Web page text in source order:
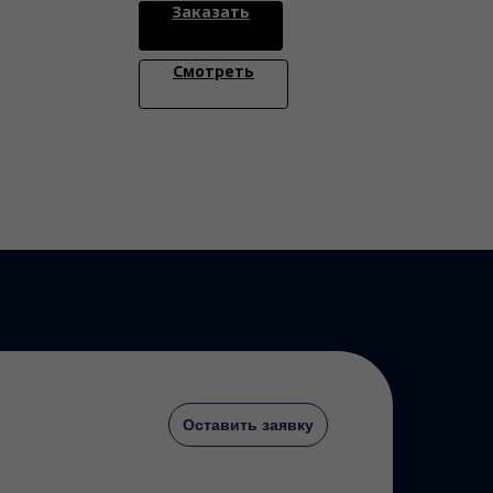
Заказать
Смотреть
Оставить заявку